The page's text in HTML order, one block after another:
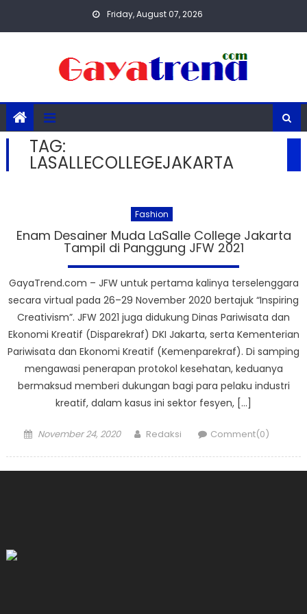
Friday, August 07, 2026
TAG:
LASALLECOLLEGEJAKARTA
Fashion
Enam Desainer Muda LaSalle College Jakarta
Tampil di Panggung JFW 2021
GayaTrend.com – JFW untuk pertama kalinya terselenggara
secara virtual pada 26–29 November 2020 bertajuk “Inspiring
Creativism”. JFW 2021 juga didukung Dinas Pariwisata dan
Ekonomi Kreatif (Disparekraf) DKI Jakarta, serta Kementerian
Pariwisata dan Ekonomi Kreatif (Kemenparekraf). Di samping
mengawasi penerapan protokol kesehatan, keduanya
bermaksud memberi dukungan bagi para pelaku industri
kreatif, dalam kasus ini sektor fesyen, […]
Posted
November 24, 2020 Author
Redaksi Comment(0)